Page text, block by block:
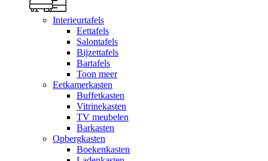
Interieurtafels
Eettafels
Salontafels
Bijzettafels
Bartafels
Toon meer
Eetkamerkasten
Buffetkasten
Vitrinekasten
TV meubelen
Barkasten
Opbergkasten
Boekenkasten